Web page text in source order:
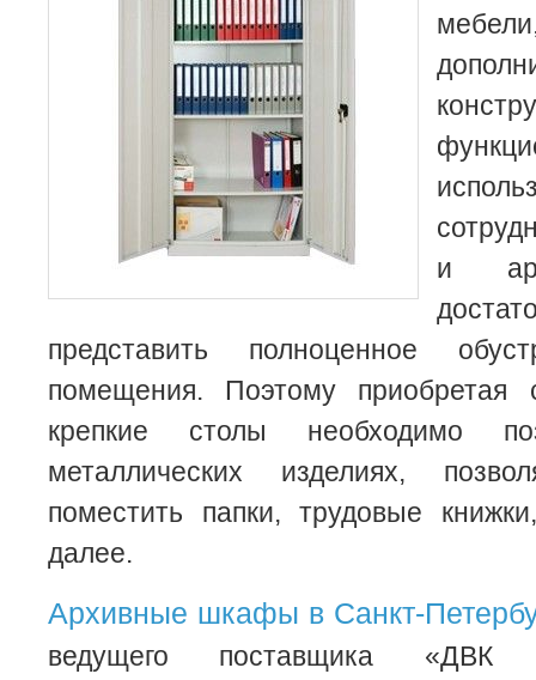
и
представить полноценное
помещения. Поэтому приобретая
крепкие столы необходимо
металлических изделиях,
поместить папки, трудовые
далее.
Архивные шкафы в Санкт-
ведущего поставщика «ДВК